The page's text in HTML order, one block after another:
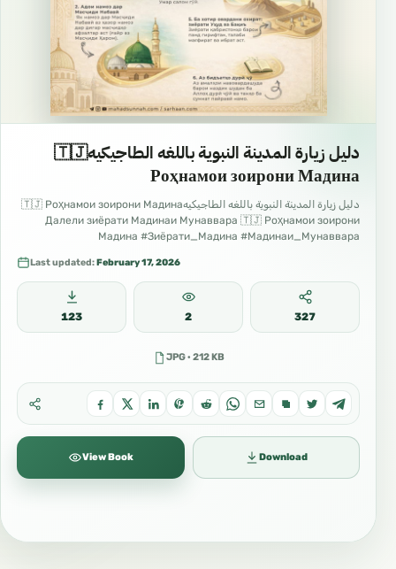
دليل زيارة المدينة النبوية باللغه الطاجيكيه🇹🇯
Роҳнамои зоирони Мадина
دليل زيارة المدينة النبوية باللغه الطاجيكيه🇹🇯 Роҳнамои зоирони Мадина
Далели зиёрати Мадинаи Мунаввара 🇹🇯 Роҳнамои зоирони
Мадина #Зиёрати_Мадина #Мадинаи_Мунаввара
Last updated:February 17, 2026
123 2 327
JPG · 212 KB
View Book Download